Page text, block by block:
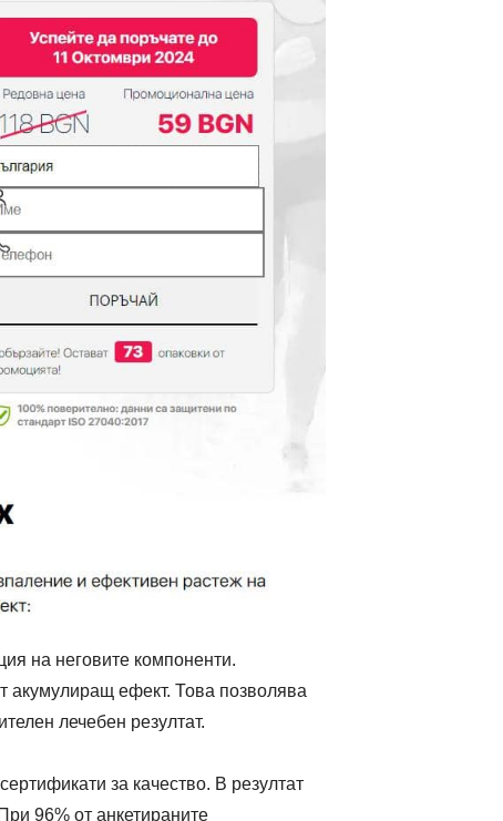
на неговите компоненти.
акумулиращ ефект. Това позволява
лечебен резултат.
за качество. В резултат
96% от анкетираните